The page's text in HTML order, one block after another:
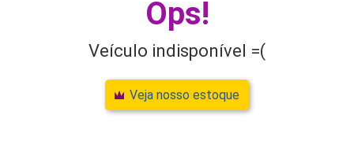
Ops!
Veículo indisponível =(
Veja nosso estoque